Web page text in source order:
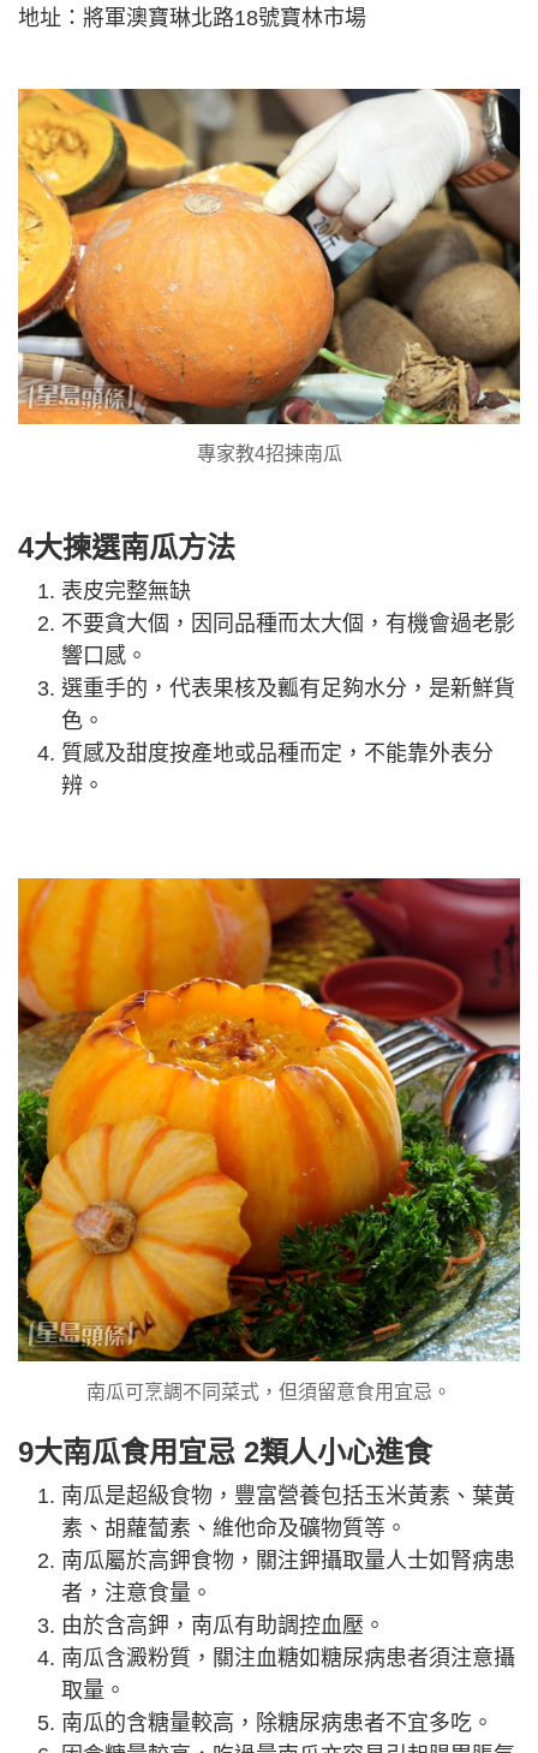
地址：將軍澳寶琳北路18號寶林市場
專家教4招揀南瓜
4大揀選南瓜方法
表皮完整無缺
不要貪大個，因同品種而太大個，有機會過老影
響口感。
選重手的，代表果核及瓤有足夠水分，是新鮮貨
色。
質感及甜度按產地或品種而定，不能靠外表分
辨。
南瓜可烹調不同菜式，但須留意食用宜忌。
9大南瓜食用宜忌 2類人小心進食
南瓜是超級食物，豐富營養包括玉米黃素、葉黃
素、胡蘿蔔素、維他命及礦物質等。
南瓜屬於高鉀食物，關注鉀攝取量人士如腎病患
者，注意食量。
由於含高鉀，南瓜有助調控血壓。
南瓜含澱粉質，關注血糖如糖尿病患者須注意攝
取量。
南瓜的含糖量較高，除糖尿病患者不宜多吃。